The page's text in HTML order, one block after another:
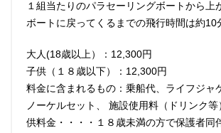
１組当たりのパラセーリングボートから上
ボートに戻ってくるまでの飛行時間は約10
大人(18歳以上）：12,300円
子供（１８歳以下）：12,300円
料金に含まれるもの：乗船代、ライフジャ
ノーケルセット、 施設使用料（ドリンク
供料金・・・・１８歳未満の方で保護者同